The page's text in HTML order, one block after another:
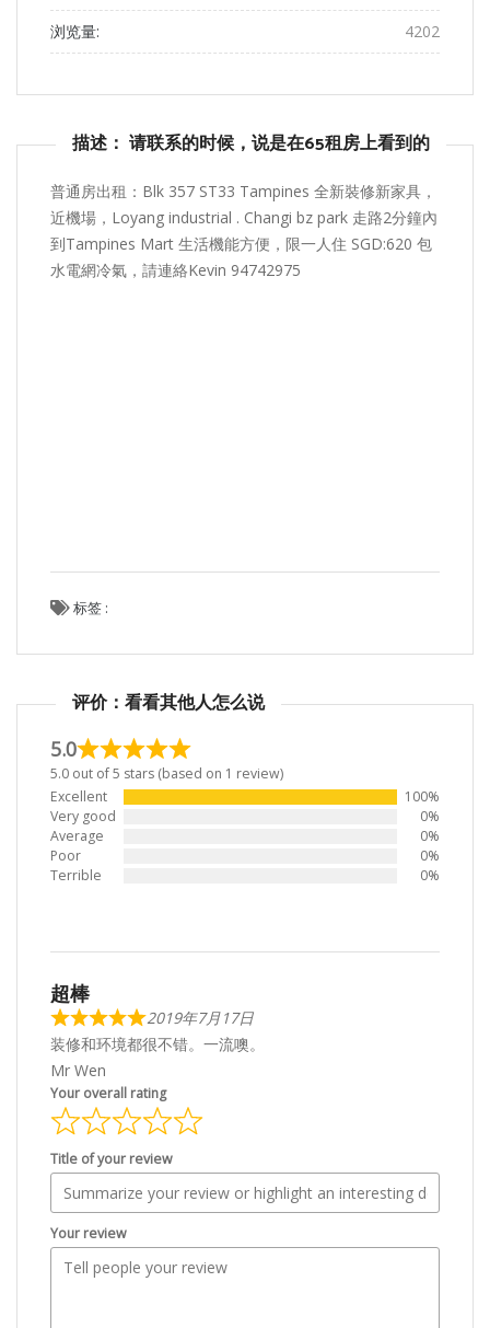
浏览量: 4202
描述： 请联系的时候，说是在65租房上看到的
普通房出租：Blk 357 ST33 Tampines 全新裝修新家具，
近機場，Loyang industrial . Changi bz park 走路2分鐘內
到Tampines Mart 生活機能方便，限一人住 SGD:620 包
水電網冷氣，請連絡Kevin 94742975
标签 :
评价：看看其他人怎么说
5.0
5.0 out of 5 stars (based on 1 review)
Excellent
100%
Very good
0%
Average
0%
Poor
0%
Terrible
0%
超棒
2019年7月17日
装修和环境都很不错。一流噢。
Mr Wen
Your overall rating
Title of your review
Your review